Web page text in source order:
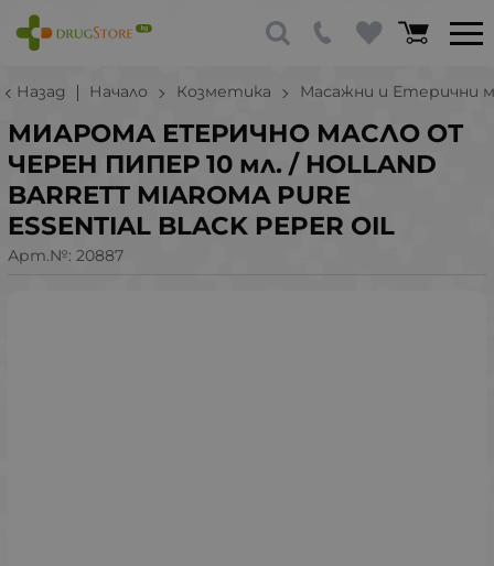
Назад Начало Козметика Масажни и Етерични
МИАРОМА ЕТЕРИЧНО МАСЛО ОТ
ЧЕРЕН ПИПЕР 10 мл. / HOLLAND
BARRETT MIAROMA PURE
ESSENTIAL BLACK PEPER OIL
Арт.№: 20887